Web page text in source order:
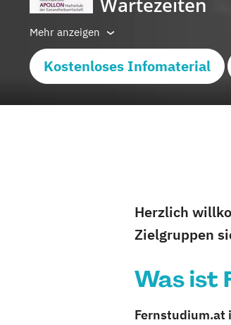
Mehr anzeigen
Kostenloses Infomaterial
Herzlich
Zielgruppen
Was ist
Fernstudium.at